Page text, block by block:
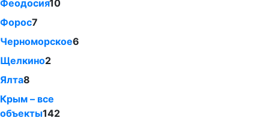
Феодосия10
Форос7
Черноморское6
Щелкино2
Ялта8
Крым – все
объекты142